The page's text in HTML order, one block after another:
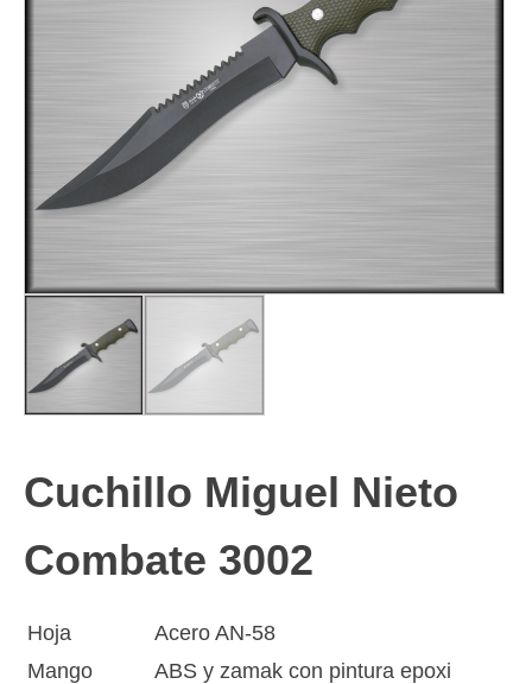
Cuchillo Miguel Nieto
Combate 3002
Hoja
Acero AN-58
Mango
ABS y zamak con pintura epoxi